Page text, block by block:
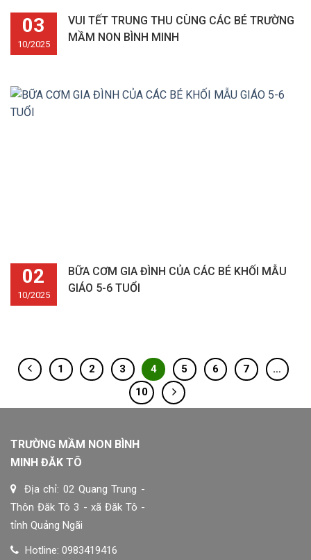
03
10/2025
VUI TẾT TRUNG THU CÙNG CÁC BÉ TRƯỜNG
MẦM NON BÌNH MINH
02
10/2025
BỮA CƠM GIA ĐÌNH CỦA CÁC BÉ KHỐI MẪU
GIÁO 5-6 TUỔI
1 2 3 4 5 6 7
…
10
TRƯỜNG MẦM NON BÌNH
MINH ĐĂK TÔ
Địa chỉ: 02 Quang Trung -
Thôn Đăk Tô 3 - xã Đăk Tô -
tỉnh Quảng Ngãi
Hotline: 0983419416